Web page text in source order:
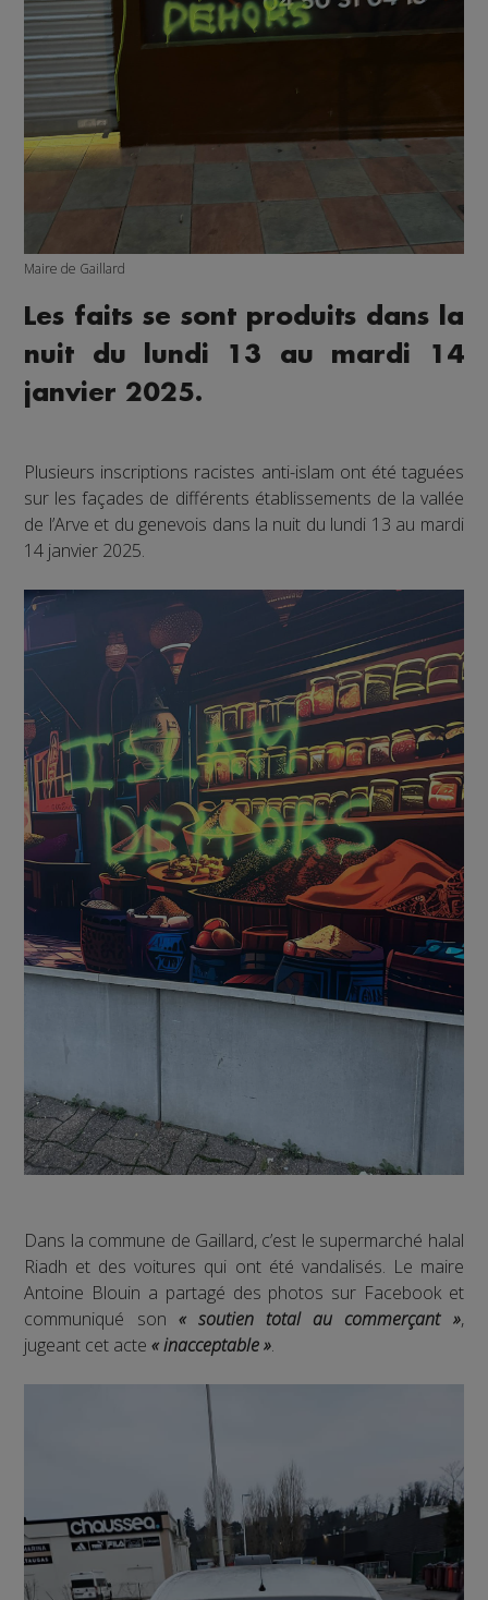
Maire de Gaillard
Les faits se sont produits dans la
nuit du lundi 13 au mardi 14
janvier 2025.
Plusieurs inscriptions racistes anti-islam ont été taguées
sur les façades de différents établissements de la vallée
de l’Arve et du genevois dans la nuit du lundi 13 au mardi
14 janvier 2025.
Dans la commune de Gaillard, c’est le supermarché halal
Riadh et des voitures qui ont été vandalisés. Le maire
Antoine Blouin a partagé des photos sur Facebook et
communiqué son « soutien total au commerçant »,
jugeant cet acte« inacceptable ».